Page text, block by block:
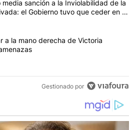
el título "El Senado dio media
media sanción a la Inviolabilidad de la
el Gobierno tuvo que ceder en la
del Fuego
el título "Pidieron echar a la mano
a la mano derecha de Victoria
Gestionado por